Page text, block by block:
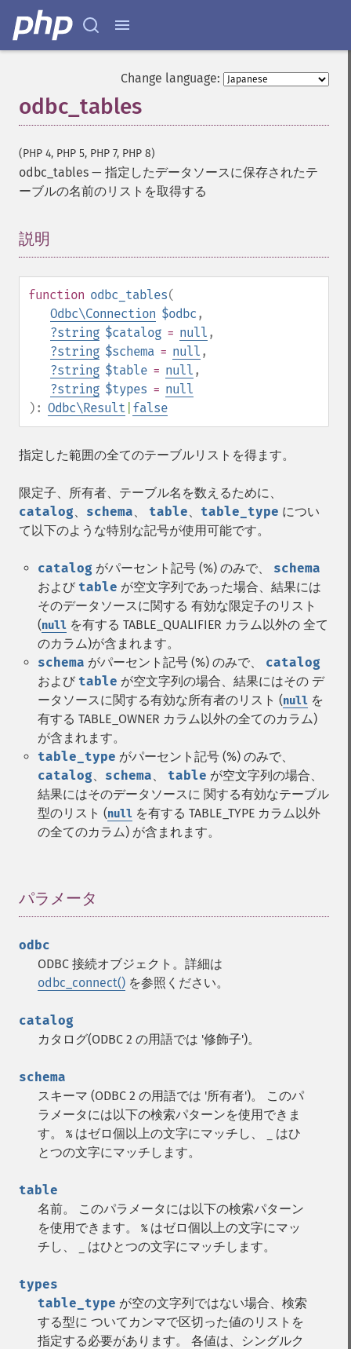
Change language:
odbc_tables
(PHP 4, PHP 5, PHP 7, PHP 8)
odbc_tables — 指定したデータソースに保存されたテ
ーブルの名前のリストを取得する
説明
function odbc_tables(
Odbc\Connection $odbc ,
?string $catalog = null ,
?string $schema = null ,
?string $table = null ,
?string $types = null
): Odbc\Result false
指定した範囲の全てのテーブルリストを得ます。
限定子、所有者、テーブル名を数えるために、
catalog、 schema、 table、 table_type につい
て以下のような特別な記号が使用可能です。
catalog がパーセント記号 (%) のみで、 schema
および table が空文字列であった場合、結果には
そのデータソースに関する 有効な限定子のリスト
(null を有する TABLE_QUALIFIER カラム以外の 全て
のカラム)が含まれます。
schema がパーセント記号 (%) のみで、 catalog
および table が空文字列の場合、結果にはその デ
ータソースに関する有効な所有者のリスト (null を
有する TABLE_OWNER カラム以外の全てのカラム)
が含まれます。
table_type がパーセント記号 (%) のみで、
catalog、 schema、 table が空文字列の場合、
結果にはそのデータソースに 関する有効なテーブル
型のリスト (null を有する TABLE_TYPE カラム以外
の全てのカラム) が含まれます。
パラメータ
odbc
ODBC 接続オブジェクト。詳細は
odbc_connect() を参照ください。
catalog
カタログ(ODBC 2 の用語では '修飾子')。
schema
スキーマ (ODBC 2 の用語では '所有者')。 このパ
ラメータには以下の検索パターンを使用できま
す。 % はゼロ個以上の文字にマッチし、
はひ
とつの文字にマッチします。
table
名前。 このパラメータには以下の検索パターン
を使用できます。 % はゼロ個以上の文字にマッ
チし、
はひとつの文字にマッチします。
types
table_type が空の文字列ではない場合、検索
する型に ついてカンマで区切った値のリストを
指定する必要があります。 各値は、シングルク